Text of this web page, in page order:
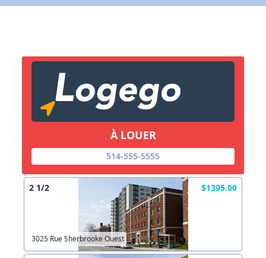
À LOUER
514-555-5555
2 1/2 $1395.00
3025 Rue Sherbrooke Ouest
Lien vers inscription (sera inclus dans courriel)
Copier lien
X Fermer Envoyez
X Fermer